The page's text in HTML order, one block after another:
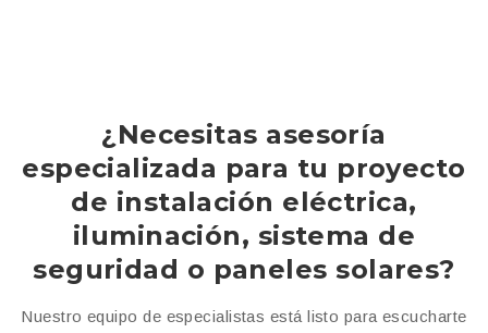
¿Necesitas asesoría
especializada para tu proyecto
de instalación eléctrica,
iluminación, sistema de
seguridad o paneles solares?
Nuestro equipo de especialistas está listo para escucharte